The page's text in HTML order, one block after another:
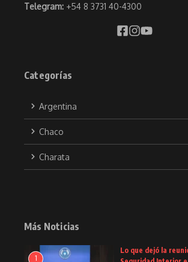
Telegram: +54 8 3731 40-4300
Categorías
Argentina
Chaco
Charata
Más Noticias
1
Lo que dejó la